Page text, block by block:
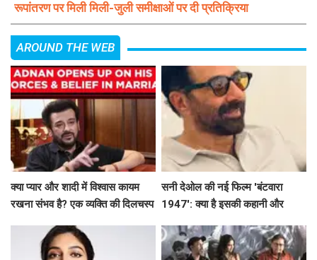
रूपांतरण पर मिली मिली-जुली समीक्षाओं पर दी प्रतिक्रिया
AROUND THE WEB
क्या प्यार और शादी में विश्वास कायम
रखना संभव है? एक व्यक्ति की दिलचस्प
सनी देओल की नई फिल्म 'बंटवारा
1947': क्या है इसकी कहानी और